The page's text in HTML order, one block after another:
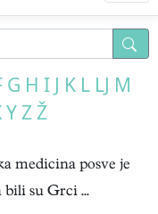
G H I J K L LJ M
YZŽ
medicina posve je
bili su Grci ...